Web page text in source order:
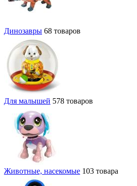
Динозавры 68 товаров
Для малышей 578 товаров
Животные, насекомые 103 товара